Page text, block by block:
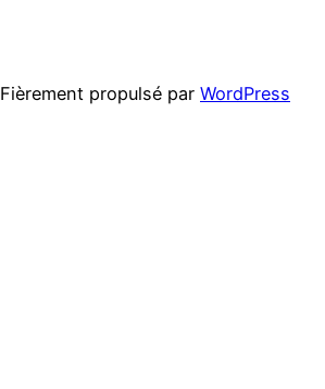
Fièrement propulsé par WordPress